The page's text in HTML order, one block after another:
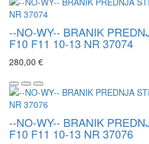
--NO-WY-- BRANIK
F10 F11 10-13 NR 37074
280,00 €
--NO-WY-- BRANIK
F10 F11 10-13 NR 37076